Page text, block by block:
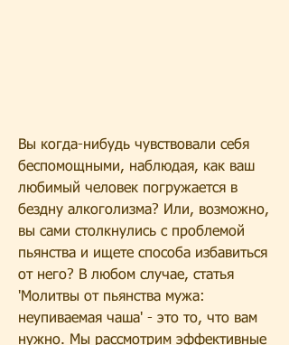
Вы когда-нибудь чувствовали себя
беспомощными, наблюдая, как ваш
любимый человек погружается в
бездну алкоголизма? Или, возможно,
вы сами столкнулись с проблемой
пьянства и ищете способа избавиться
от него? В любом случае, статья
'Молитвы от пьянства мужа:
неупиваемая чаша' - это то, что вам
нужно. Мы рассмотрим эффективные